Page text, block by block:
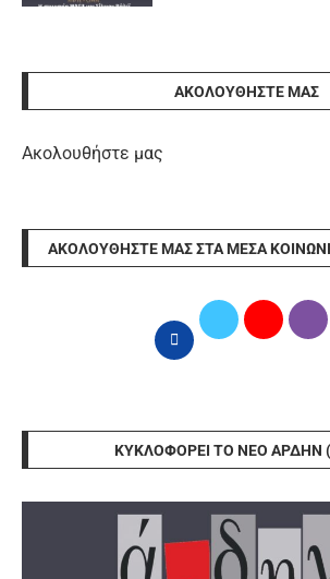
ΑΚΟΛΟΥΘΉΣΤΕ ΜΑΣ
Ακολουθήστε μας
ΑΚΟΛΟΥΘΉΣΤΕ ΜΑΣ ΣΤΑ ΜΈΣΑ
ΚΥΚΛΟΦΟΡΕΊ ΤΟ ΝΈΟ ΆΡΔΗΝ